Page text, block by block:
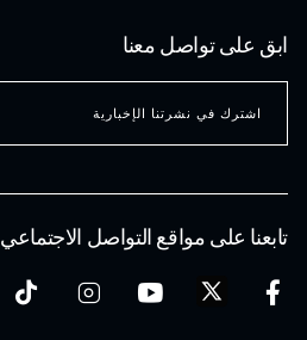
تابعنا على مواقع التواصل الاجتماعي
ابق على تواصل معنا
اشترك في نشرتنا الإخبارية